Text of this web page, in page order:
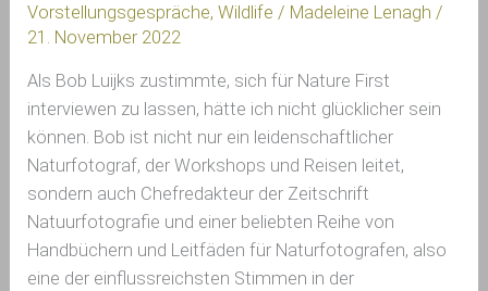
Vorstellungsgespräche,Wildlife / Madeleine Lenagh /
21. November 2022
Als Bob Luijks zustimmte, sich für Nature First
interviewen zu lassen, hätte ich nicht glücklicher sein
können. Bob ist nicht nur ein leidenschaftlicher
Naturfotograf, der Workshops und Reisen leitet,
sondern auch Chefredakteur der Zeitschrift
Natuurfotografie und einer beliebten Reihe von
Handbüchern und Leitfäden für Naturfotografen, also
eine der einflussreichsten Stimmen in der